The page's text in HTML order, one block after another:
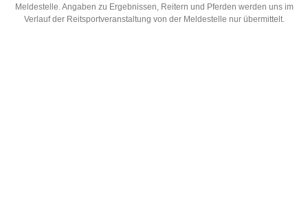
Meldestelle. Angaben zu Ergebnissen, Reitern und Pferden werden uns im
Verlauf der Reitsportveranstaltung von der Meldestelle nur übermittelt.